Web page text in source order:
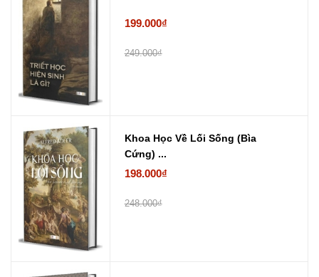
199.000₫
249.000₫
Khoa Học Về Lối Sống (Bìa
Cứng) ...
198.000₫
248.000₫